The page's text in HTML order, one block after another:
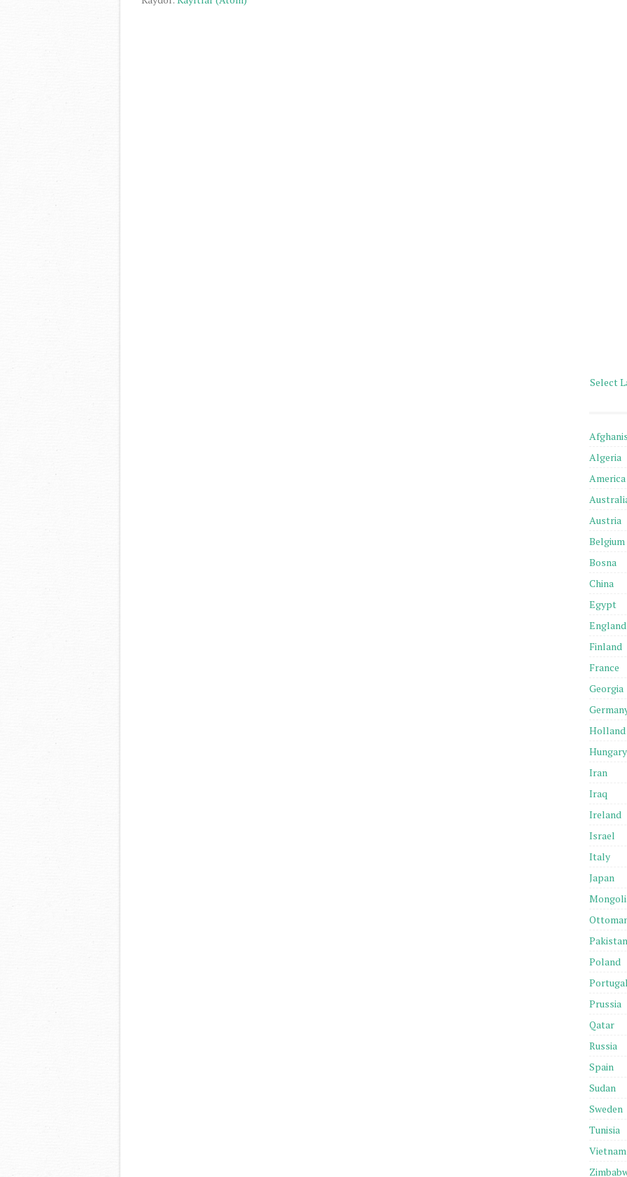
Select
Algeria
America
Austria
Belgium
Bosna
China
Egypt
England
Finland
France
Georgia
Holland
Hungary
Iran
Iraq
Ireland
Israel
Italy
Japan
Pakistan
Poland
Prussia
Qatar
Russia
Spain
Sudan
Sweden
Tunisia
Vietnam